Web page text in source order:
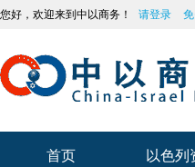
您好，欢迎来到中以商务！ 请登录
首页 以色列